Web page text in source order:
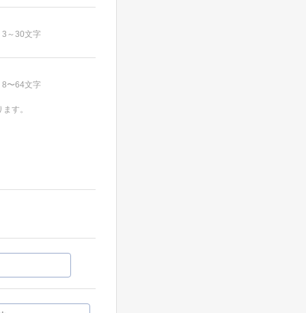
～30文字
〜64文字
す。